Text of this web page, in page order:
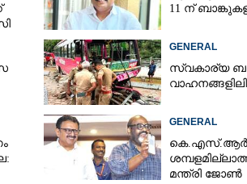
11 ന്
GENERAL
സ്വകാര്യ
GENERAL
മന്ത്രി ജോൺ
മുകളിൽ മരം കടപുഴകി